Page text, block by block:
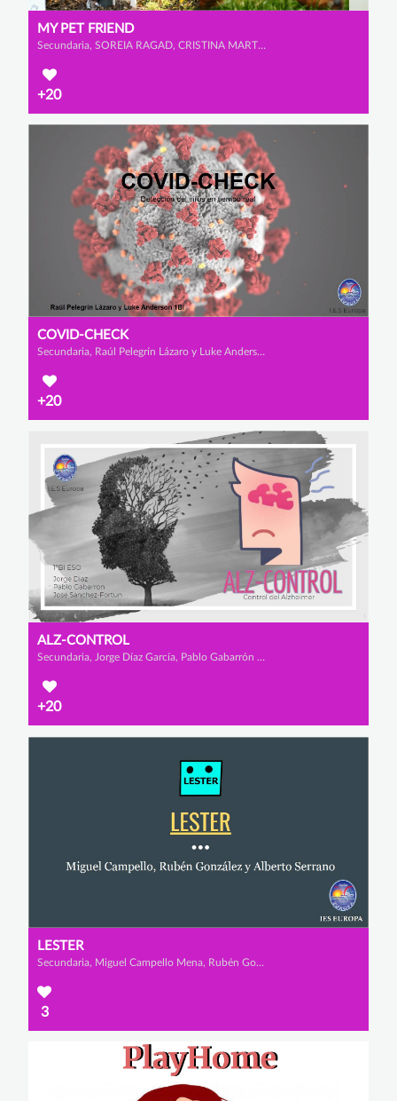
MY PET FRIEND
Secundaria, SOREIA RAGAD, CRISTINA MARTÍNEZ MARTÍNEZ y ROSA CATALINA JIÉNEZ MAZZUCCHELLI
+20
COVID-CHECK
Secundaria, Raúl Pelegrín Lázaro y Luke Anderson
+20
ALZ-CONTROL
Secundaria, Jorge Díaz García, Pablo Gabarrón Hernández y José Sánchez Fortún
+20
LESTER
Secundaria, Miguel Campello Mena, Rubén González Méndez y Alberto Serrano Martínez
3